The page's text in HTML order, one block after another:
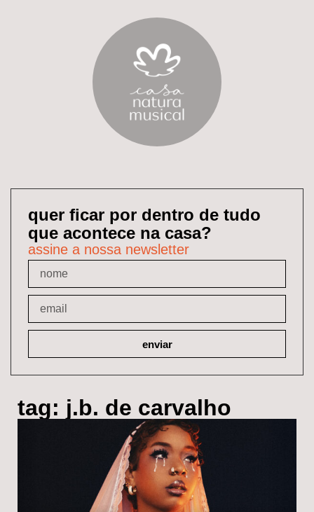
quer ficar por dentro de tudo
que acontece na casa?
assine a nossa newsletter
enviar
tag: j.b. de carvalho